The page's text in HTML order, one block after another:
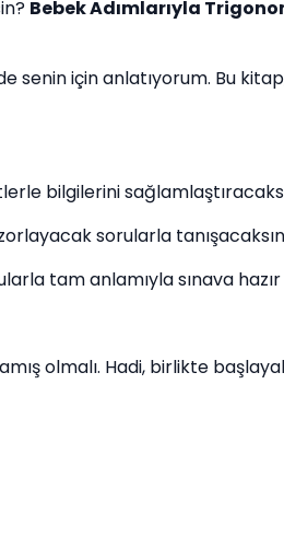
Bebek Adımlarıyla
senin için anlatıyorum. Bu
bilgilerini
sorularla
tam anlamıyla sınava
olmalı. Hadi, birlikte